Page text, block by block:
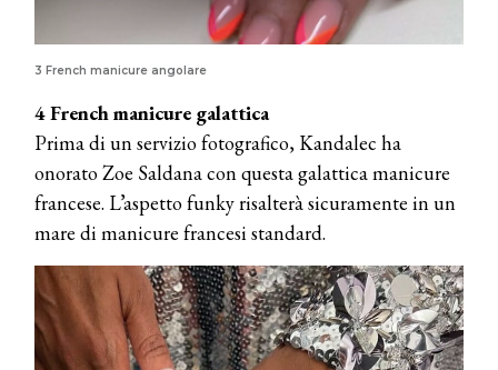
3 French manicure angolare
4 French manicure galattica
Prima di un servizio fotografico, Kandalec ha
onorato Zoe Saldana con questa galattica manicure
francese. L’aspetto funky risalterà sicuramente in un
mare di manicure francesi standard.